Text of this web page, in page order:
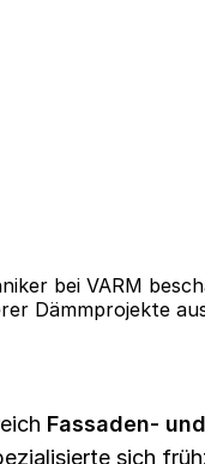
bei VARM
Dämmprojekte
Fassaden-
sich